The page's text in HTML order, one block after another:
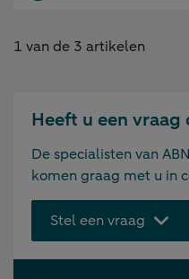
1 van de 3 artikelen
Heeft u een
De specialisten van
komen graag met u in
Stel een vraag